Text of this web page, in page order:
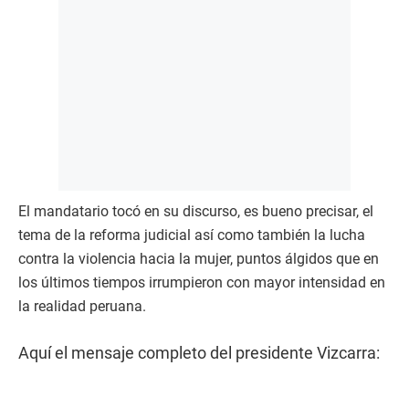
El mandatario tocó en su discurso, es bueno precisar, el
tema de la reforma judicial así como también la lucha
contra la violencia hacia la mujer, puntos álgidos que en
los últimos tiempos irrumpieron con mayor intensidad en
la realidad peruana.
Aquí el mensaje completo del presidente Vizcarra: